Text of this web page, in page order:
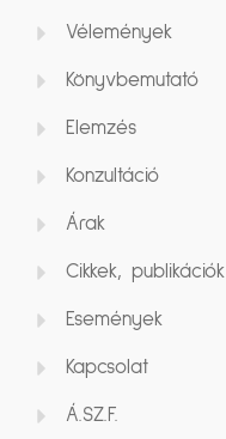
Vélemények
Könyvbemutató
Elemzés
Konzultáció
Árak
Cikkek, publikációk
Események
Kapcsolat
Á.SZ.F.